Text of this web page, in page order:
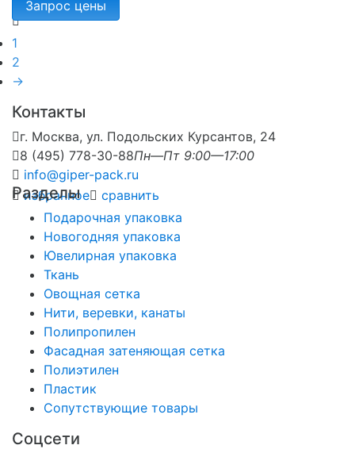
избранное сравнить
1
2
→
Контакты
г. Москва, ул. Подольских Курсантов, 24
8 (495) 778-30-88Пн—Пт 9:00—17:00
info@giper-pack.ru
Разделы
Подарочная упаковка
Новогодняя упаковка
Ювелирная упаковка
Ткань
Овощная сетка
Нити, веревки, канаты
Полипропилен
Фасадная затеняющая сетка
Полиэтилен
Пластик
Сопутствующие товары
Соцсети